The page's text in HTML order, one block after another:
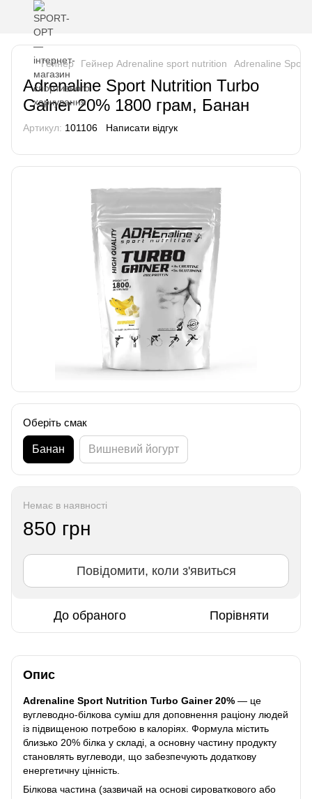
Гейнер Гейнер Adrenaline sport nutrition Adrenaline Sport
Adrenaline Sport Nutrition Turbo
Gainer 20% 1800 грам, Банан
Артикул: 101106 Написати відгук
Оберіть смак
Банан Вишневий йогурт
Немає в наявності
850 грн
Повідомити, коли з'явиться
До обраного Порівняти
Опис
Adrenaline Sport Nutrition Turbo Gainer 20% — це
вуглеводно-білкова суміш для доповнення раціону людей
із підвищеною потребою в калоріях. Формула містить
близько 20% білка у складі, а основну частину продукту
становлять вуглеводи, що забезпечують додаткову
енергетичну цінність.
Білкова частина (зазвичай на основі сироваткового або